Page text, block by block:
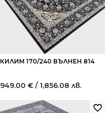
КИЛИМ 170/240 ВЪЛНЕН 814
949.00 € / 1,856.08 лв.